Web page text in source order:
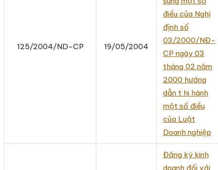
125/2004/ND-CP 19/05/2004
điều của Nghị
định số
03/2000/NĐ-
CP ngày 03
tháng 02 năm
2000 hướng
dẫn t hi hành
một số điều
của Luật
Doanh nghiệp
Đăng ký kinh
doanh đối với